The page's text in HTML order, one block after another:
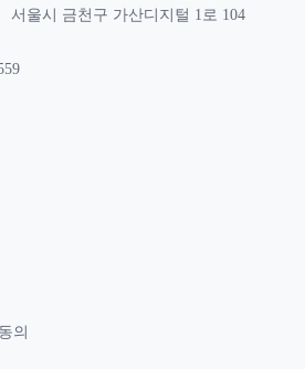
서울시 금천구 가산디지털 1로 104
의